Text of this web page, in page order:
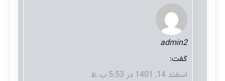
admin2
گفت:
اسفند 14, 1401 در 5:53 ب.ظ